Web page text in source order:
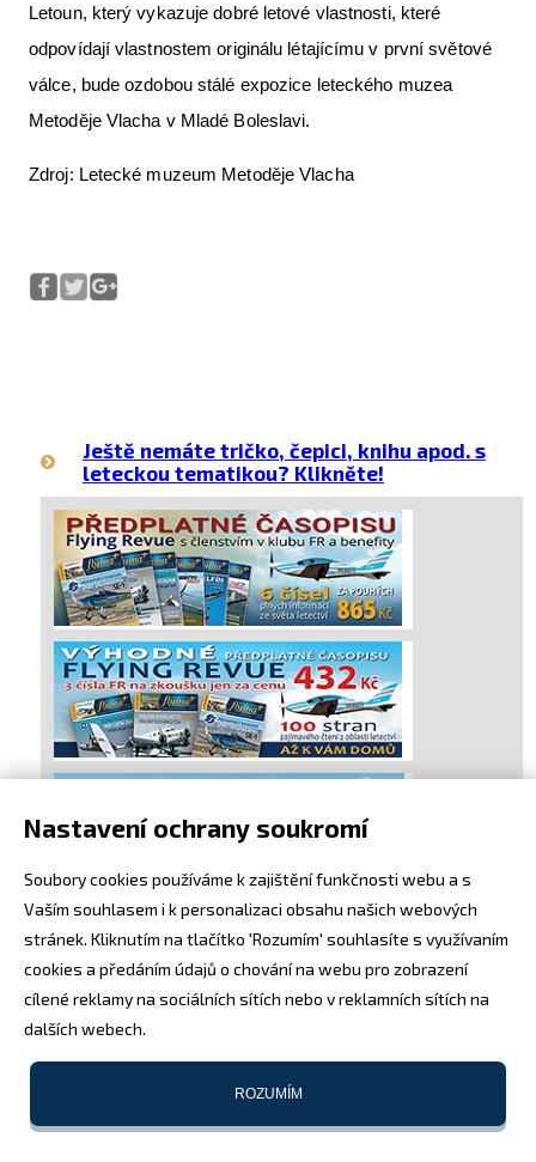
Letoun, který vykazuje dobré letové vlastnosti, které
odpovídají vlastnostem originálu létajícímu v první světové
válce, bude ozdobou stálé expozice leteckého muzea
Metoděje Vlacha v Mladé Boleslavi.
Zdroj: Letecké muzeum Metoděje Vlacha
Ještě nemáte tričko, čepici, knihu apod. s
leteckou tematikou? Klikněte!
Nastavení ochrany soukromí
Soubory cookies používáme k zajištění funkčnosti webu a s
Vaším souhlasem i k personalizaci obsahu našich webových
stránek. Kliknutím na tlačítko 'Rozumím' souhlasíte s využívaním
cookies a předáním údajů o chování na webu pro zobrazení
cílené reklamy na sociálních sítích nebo v reklamních sítích na
dalších webech.
ROZUMÍM